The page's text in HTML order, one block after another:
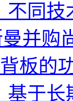
不同
并购
板的
基于